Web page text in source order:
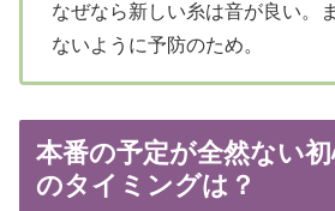
なぜなら新しい糸は音が良い。
ないように予防のため。
本番の予定が全然ない
のタイミングは？